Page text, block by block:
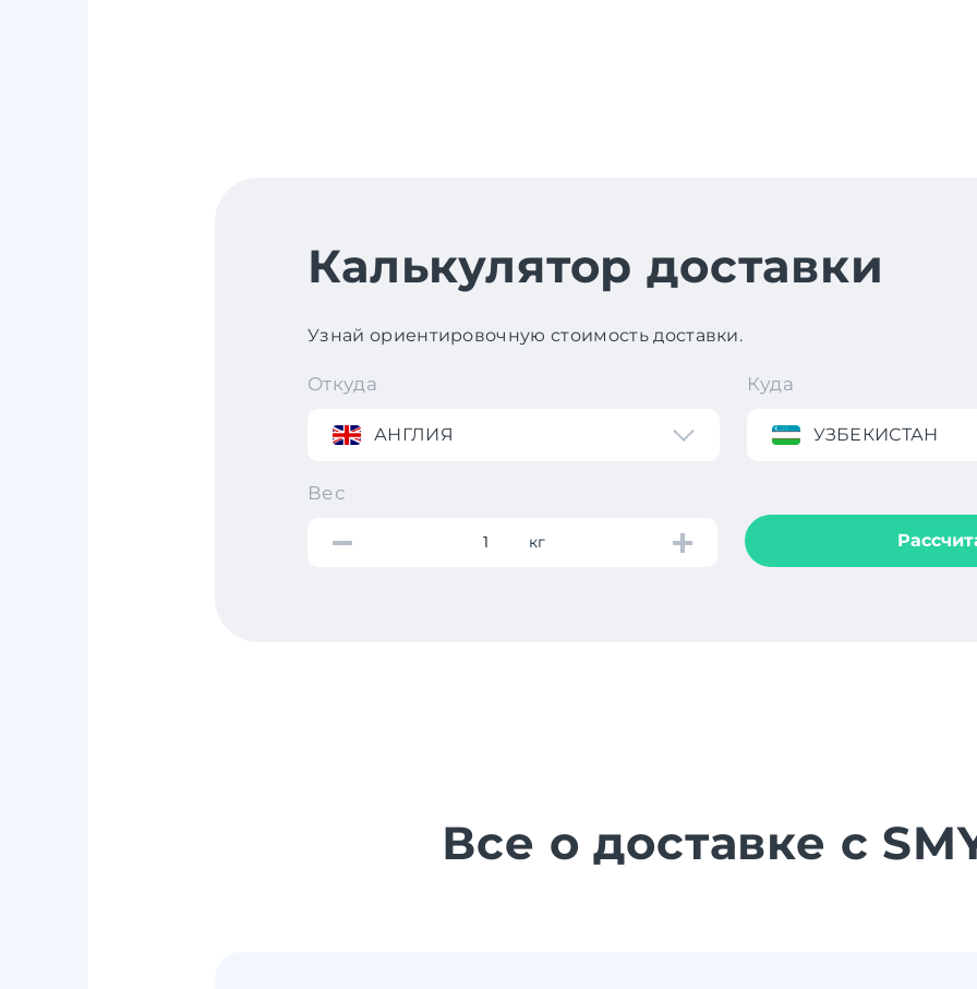
Калькулятор доставки
Узнай ориентировочную стоимость доставки.
Откуда
АНГЛИЯ
Куда
УЗБЕКИСТАН
Вес
кг
Все о доставке с